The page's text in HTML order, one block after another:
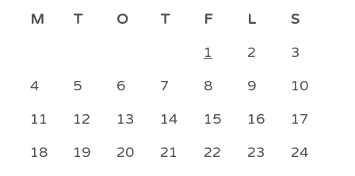
M
T O T F L
S
1
2
3
4
5 6 7 8 9
10
11
12 13 14 15 16
17
18
19 20 21 22 23
24